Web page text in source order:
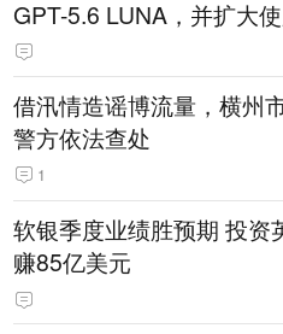
GPT-5.6 LUNA，并扩大
本聊天服务。
借汛情造谣博流量，横州
警方依法查处
1
软银季度业绩胜预期 投资
赚85亿美元